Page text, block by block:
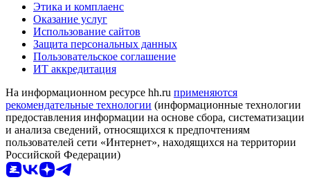
Этика и комплаенс
Оказание услуг
Использование сайтов
Защита персональных данных
Пользовательское соглашение
ИТ аккредитация
На информационном ресурсе hh.ru применяются
рекомендательные технологии (информационные технологии
предоставления информации на основе сбора, систематизации
и анализа сведений, относящихся к предпочтениям
пользователей сети «Интернет», находящихся на территории
Российской Федерации)